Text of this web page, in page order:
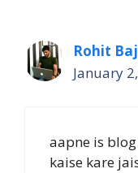
Rohit
January
aapne is
kaise kare